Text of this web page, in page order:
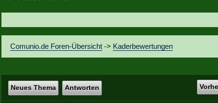
Vereinsdiskussion
Vereinsfragen
Comunio.de Foren-Übersicht -> Kaderbewertungen
Neues Thema Antworten